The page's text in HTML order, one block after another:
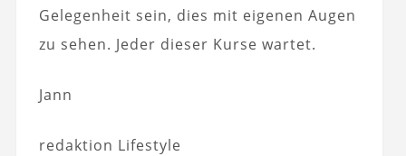
Gelegenheit sein, dies mit eigenen Augen
zu sehen. Jeder dieser Kurse wartet.
Jann
redaktion Lifestyle